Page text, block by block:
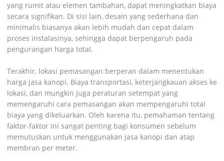
yang rumit atau elemen tambahan, dapat meningkatkan biaya
secara signifikan. Di sisi lain, desain yang sederhana dan
minimalis biasanya akan lebih mudah dan cepat dalam
proses instalasinya, sehingga dapat berpengaruh pada
pengurangan harga total.
Terakhir, lokasi pemasangan berperan dalam menentukan
harga jasa kanopi. Biaya transportasi, keterjangkauan akses ke
lokasi, dan mungkin juga peraturan setempat yang
memengaruhi cara pemasangan akan mempengaruhi total
biaya yang dikeluarkan. Oleh karena itu, pemahaman tentang
faktor-faktor ini sangat penting bagi konsumen sebelum
memutuskan untuk menggunakan jasa kanopi dan atap
membran per meter.